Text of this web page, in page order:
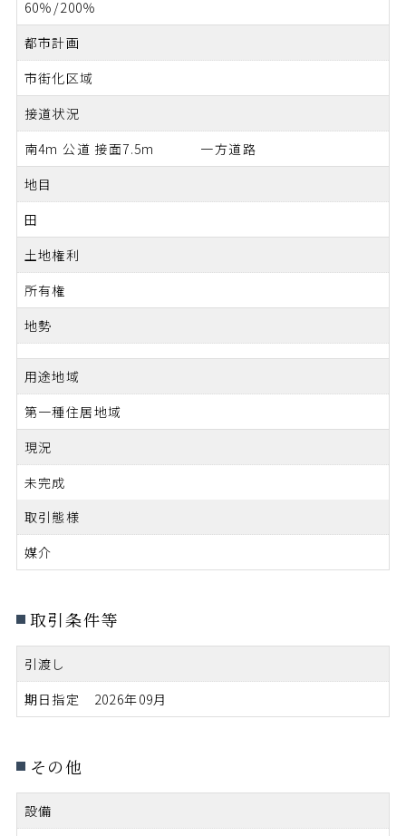
60％/200％
都市計画
市街化区域
接道状況
南4m 公道 接面7.5m 一方道路
地目
田
土地権利
所有権
地勢
用途地域
第一種住居地域
現況
未完成
取引態様
媒介
取引条件等
引渡し
期日指定 2026年09月
その他
設備